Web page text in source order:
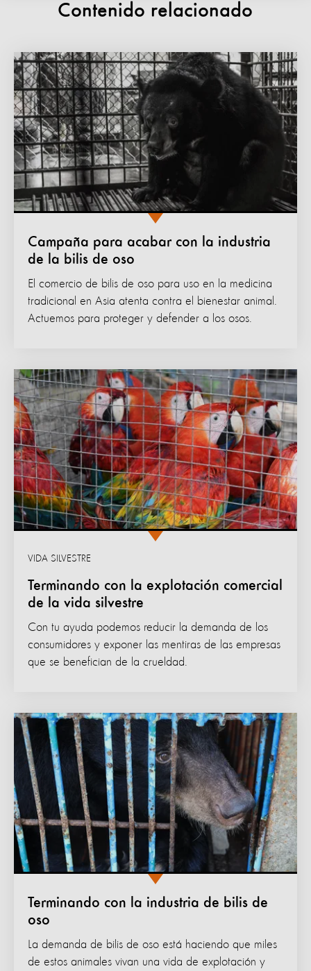
Contenido relacionado
Campaña para acabar con la industria
de la bilis de oso
El comercio de bilis de oso para uso en la medicina
tradicional en Asia atenta contra el bienestar animal.
Actuemos para proteger y defender a los osos.
Terminando con la explotación comercial
de la vida silvestre
VIDA SILVESTRE
Con tu ayuda podemos reducir la demanda de los
consumidores y exponer las mentiras de las empresas
que se benefician de la crueldad.
Terminando con la industria de bilis de
oso
La demanda de bilis de oso está haciendo que miles
de estos animales vivan una vida de explotación y